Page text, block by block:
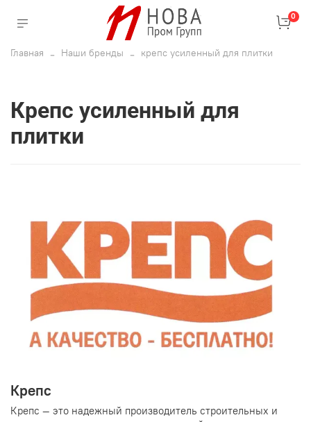
0
Главная Наши бренды крепс усиленный для плитки
крепс усиленный для
плитки
Крепс
Крепс — это надежный производитель строительных и